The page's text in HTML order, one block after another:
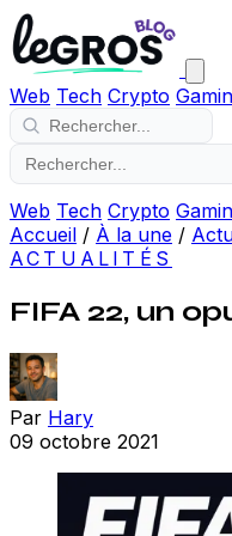
Web Tech Crypto
Web Tech Crypto
Accueil / À la une /
ACTUALITÉS
FIFA 22, un
Par Hary
09 octobre 2021